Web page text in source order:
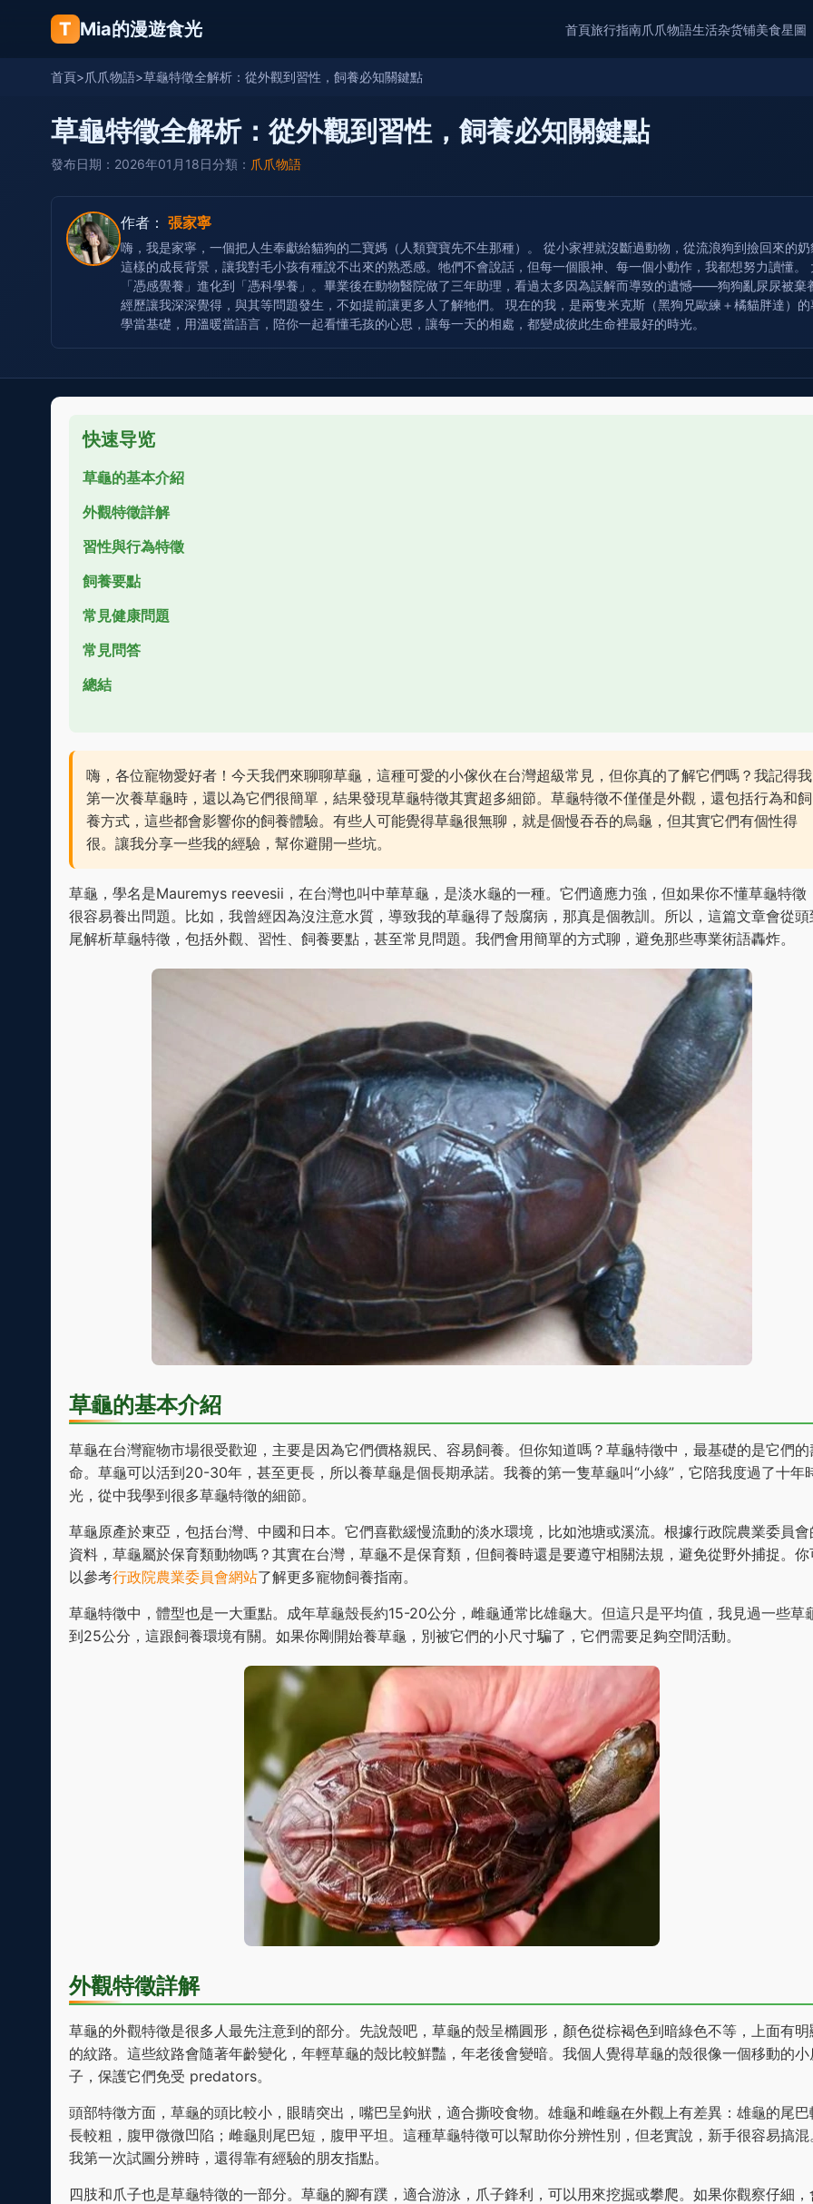
T Mia的漫遊食光 首頁旅行指南爪爪物語生活杂货铺美食星圖
首頁>爪爪物語>草龜特徵全解析：從外觀到習性，飼養必知關鍵點
草龜特徵全解析：從外觀到習性，飼養必知關鍵點
發布日期：2026年01月18日分類： 爪爪物語
作者： 張家寧
嗨，我是家寧，一個把人生奉獻給貓狗的二寶媽（人類寶寶先不生那種）。 從小家裡就沒斷過動物，從流浪狗到撿回來的
這樣的成長背景，讓我對毛小孩有種說不出來的熟悉感。牠們不會說話，但每一個眼神、每一個小動作，我都想努力讀懂
「憑感覺養」進化到「憑科學養」。畢業後在動物醫院做了三年助理，看過太多因為誤解而導致的遺憾——狗狗亂尿尿被
經歷讓我深深覺得，與其等問題發生，不如提前讓更多人了解牠們。 現在的我，是兩隻米克斯（黑狗兄歐練＋橘貓胖達）
學當基礎，用溫暖當語言，陪你一起看懂毛孩的心思，讓每一天的相處，都變成彼此生命裡最好的時光。
快速导览
草龜的基本介紹
外觀特徵詳解
習性與行為特徵
飼養要點
常見健康問題
常見問答
總結
嗨，各位寵物愛好者！今天我們來聊聊草龜，這種可愛的小傢伙在台灣超級常見，但你真的了解它們嗎？我記得我
第一次養草龜時，還以為它們很簡單，結果發現草龜特徵其實超多細節。草龜特徵不僅僅是外觀，還包括行為和飼
養方式，這些都會影響你的飼養體驗。有些人可能覺得草龜很無聊，就是個慢吞吞的烏龜，但其實它們有個性得
很。讓我分享一些我的經驗，幫你避開一些坑。
草龜，學名是Mauremys reevesii，在台灣也叫中華草龜，是淡水龜的一種。它們適應力強，但如果你不懂草龜特徵
很容易養出問題。比如，我曾經因為沒注意水質，導致我的草龜得了殼腐病，那真是個教訓。所以，這篇文章會從頭
尾解析草龜特徵，包括外觀、習性、飼養要點，甚至常見問題。我們會用簡單的方式聊，避免那些專業術語轟炸。
草龜的基本介紹
草龜在台灣寵物市場很受歡迎，主要是因為它們價格親民、容易飼養。但你知道嗎？草龜特徵中，最基礎的是它們的
命。草龜可以活到20-30年，甚至更長，所以養草龜是個長期承諾。我養的第一隻草龜叫“小綠”，它陪我度過了十年
光，從中我學到很多草龜特徵的細節。
草龜原產於東亞，包括台灣、中國和日本。它們喜歡緩慢流動的淡水環境，比如池塘或溪流。根據行政院農業委員會
資料，草龜屬於保育類動物嗎？其實在台灣，草龜不是保育類，但飼養時還是要遵守相關法規，避免從野外捕捉。你
以參考行政院農業委員會網站了解更多寵物飼養指南。
草龜特徵中，體型也是一大重點。成年草龜殼長約15-20公分，雌龜通常比雄龜大。但這只是平均值，我見過一些草
到25公分，這跟飼養環境有關。如果你剛開始養草龜，別被它們的小尺寸騙了，它們需要足夠空間活動。
外觀特徵詳解
草龜的外觀特徵是很多人最先注意到的部分。先說殼吧，草龜的殼呈橢圓形，顏色從棕褐色到暗綠色不等，上面有明
的紋路。這些紋路會隨著年齡變化，年輕草龜的殼比較鮮豔，年老後會變暗。我個人覺得草龜的殼很像一個移動的小
子，保護它們免受 predators。
頭部特徵方面，草龜的頭比較小，眼睛突出，嘴巴呈鉤狀，適合撕咬食物。雄龜和雌龜在外觀上有差異：雄龜的尾巴
長較粗，腹甲微微凹陷；雌龜則尾巴短，腹甲平坦。這種草龜特徵可以幫助你分辨性別，但老實說，新手很容易搞混
我第一次試圖分辨時，還得靠有經驗的朋友指點。
四肢和爪子也是草龜特徵的一部分。草龜的腳有蹼，適合游泳，爪子鋒利，可以用來挖掘或攀爬。如果你觀察仔細，